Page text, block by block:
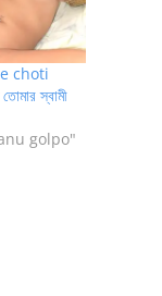
choti
স্বামী
golpo"